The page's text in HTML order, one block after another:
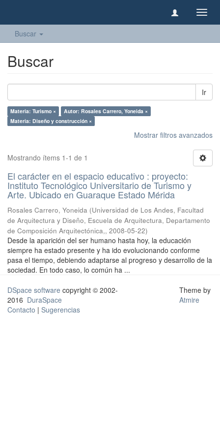
Buscar
Buscar
Ir
Materia: Turismo ×
Autor: Rosales Carrero, Yoneida ×
Materia: Diseño y construcción ×
Mostrar filtros avanzados
Mostrando ítems 1-1 de 1
El carácter en el espacio educativo : proyecto:
Instituto Tecnológico Universitario de Turismo y
Arte. Ubicado en Guaraque Estado Mérida
Rosales Carrero, Yoneida (Universidad de Los Andes, Facultad
de Arquitectura y Diseño, Escuela de Arquitectura, Departamento
de Composición Arquitectónica,, 2008-05-22)
Desde la aparición del ser humano hasta hoy, la educación
siempre ha estado presente y ha ido evolucionando conforme
pasa el tiempo, debiendo adaptarse al progreso y desarrollo de la
sociedad. En todo caso, lo común ha ...
DSpace software copyright © 2002-
2016 DuraSpace
Contacto | Sugerencias
Theme by
Atmire